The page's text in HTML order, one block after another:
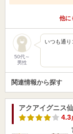
他に
50代～
男性
いつも通り
関連情報から探す
アクアイグニス
4.3